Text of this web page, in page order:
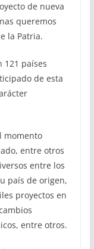
de nueva
queremos
la Patria.
121 países
de esta
momento
entre otros
entre los
país de origen,
proyectos en
entre otros.